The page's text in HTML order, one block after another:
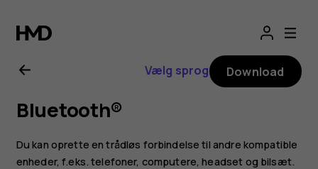
Brugervejledning
til
Nokia
4.2
Vælg sprog Download
Bluetooth®
Du kan oprette en trådløs forbindelse til andre kompatible
enheder, f.eks. telefoner, computere, headset og bilsæt.